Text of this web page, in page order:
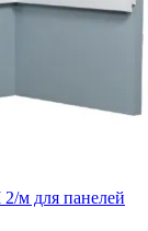
м для панелей